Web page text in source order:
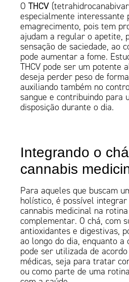
OTHCV
especialmente interessante
emagrecimento, pois tem
ajudam a regular o apetite,
sensação de saciedade, ao
pode aumentar a fome.
THCV pode ser um potente
deseja perder peso de
auxiliando também no
sangue e contribuindo para
disposição durante o dia.
Integrando o
cannabis
Para aqueles que buscam
holístico, é possível
cannabis medicinal na
complementar. O chá, com
antioxidantes e digestivas,
ao longo do dia, enquanto a
pode ser utilizada de
médicas, seja para tratar
ou como parte de uma